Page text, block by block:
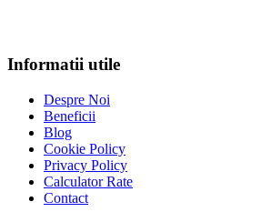
Informatii utile
Despre Noi
Beneficii
Blog
Cookie Policy
Privacy Policy
Calculator Rate
Contact